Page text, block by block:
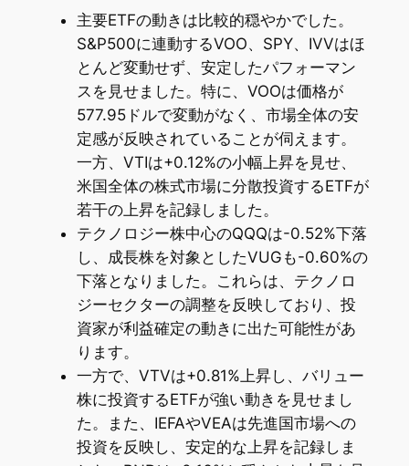
主要ETFの動きは比較的穏やかでした。
S&P500に連動するVOO、SPY、IVVはほ
とんど変動せず、安定したパフォーマン
スを見せました。特に、VOOは価格が
577.95ドルで変動がなく、市場全体の安
定感が反映されていることが伺えます。
一方、VTIは+0.12%の小幅上昇を見せ、
米国全体の株式市場に分散投資するETFが
若干の上昇を記録しました。
テクノロジー株中心のQQQは-0.52%下落
し、成長株を対象としたVUGも-0.60%の
下落となりました。これらは、テクノロ
ジーセクターの調整を反映しており、投
資家が利益確定の動きに出た可能性があ
ります。
一方で、VTVは+0.81%上昇し、バリュー
株に投資するETFが強い動きを見せまし
た。また、IEFAやVEAは先進国市場への
投資を反映し、安定的な上昇を記録しま